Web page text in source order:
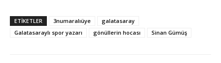
ETIKETLER 3numaralıüye
galatasaray
Galatasaraylı spor yazarı
gönüllerin hocası Sinan Gümüş